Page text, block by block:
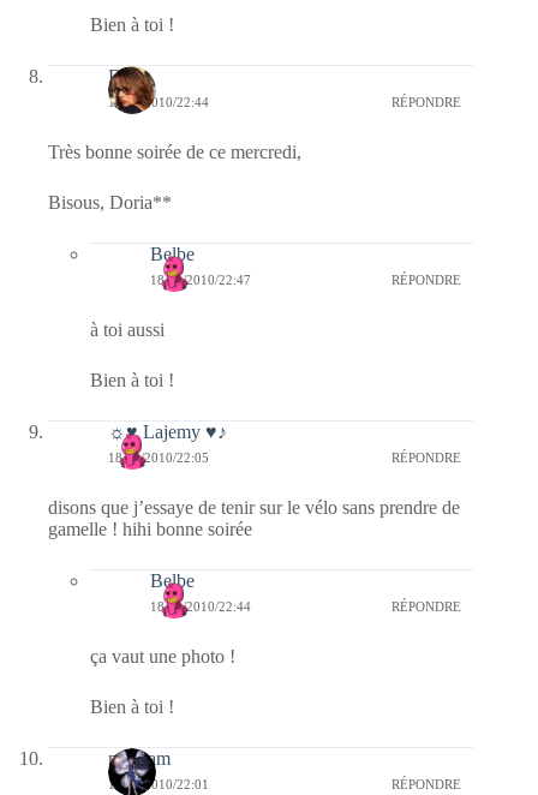
Bien à toi !
Doria
18/08/2010/22:44 RÉPONDRE
Très bonne soirée de ce mercredi,
Bisous, Doria**
Belbe
18/08/2010/22:47 RÉPONDRE
à toi aussi
Bien à toi !
☼♥ Lajemy ♥♪
18/08/2010/22:05 RÉPONDRE
disons que j’essaye de tenir sur le vélo sans prendre de
gamelle ! hihi bonne soirée
Belbe
18/08/2010/22:44 RÉPONDRE
ça vaut une photo !
Bien à toi !
magsam
18/08/2010/22:01 RÉPONDRE